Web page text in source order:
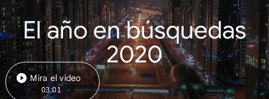
El año en búsquedas
2020
Mira el video
03:01